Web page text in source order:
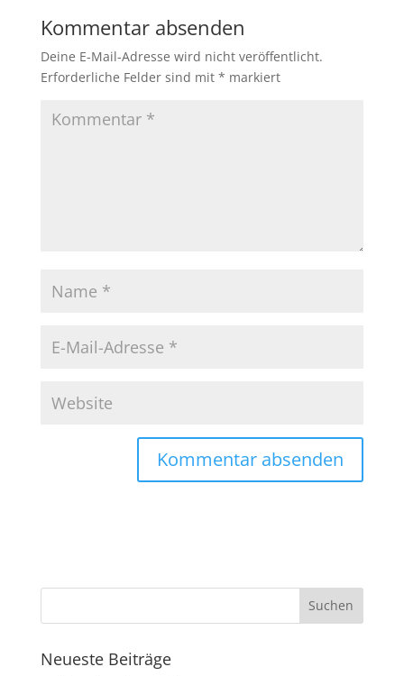
Kommentar absenden
Deine E-Mail-Adresse wird nicht veröffentlicht.
Erforderliche Felder sind mit * markiert
Neueste Beiträge